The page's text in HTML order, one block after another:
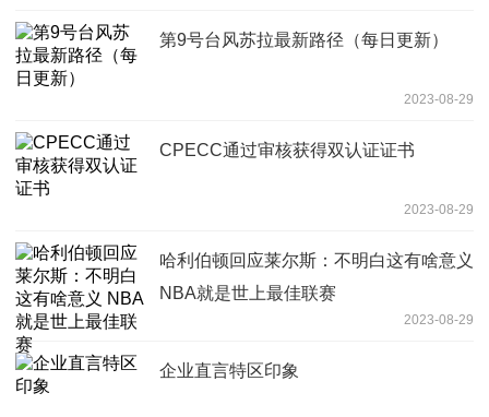
第9号台风苏拉最新路径（每日更新）
2023-08-29
CPECC通过审核获得双认证证书
2023-08-29
哈利伯顿回应莱尔斯：不明白这有啥意义
NBA就是世上最佳联赛
2023-08-29
企业直言特区印象